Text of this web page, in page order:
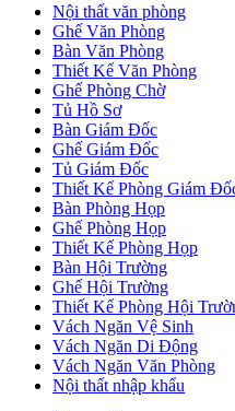
Nội thất văn phòng
Ghế Văn Phòng
Bàn Văn Phòng
Thiết Kế Văn Phòng
Ghế Phòng Chờ
Tủ Hồ Sơ
Bàn Giám Đốc
Ghế Giám Đốc
Tủ Giám Đốc
Thiết Kế Phòng Giám
Bàn Phòng Họp
Ghế Phòng Họp
Thiết Kế Phòng Họp
Bàn Hội Trường
Ghế Hội Trường
Thiết Kế Phòng Hội
Vách Ngăn Vệ Sinh
Vách Ngăn Di Động
Vách Ngăn Văn Phòng
Nội thất nhập khẩu